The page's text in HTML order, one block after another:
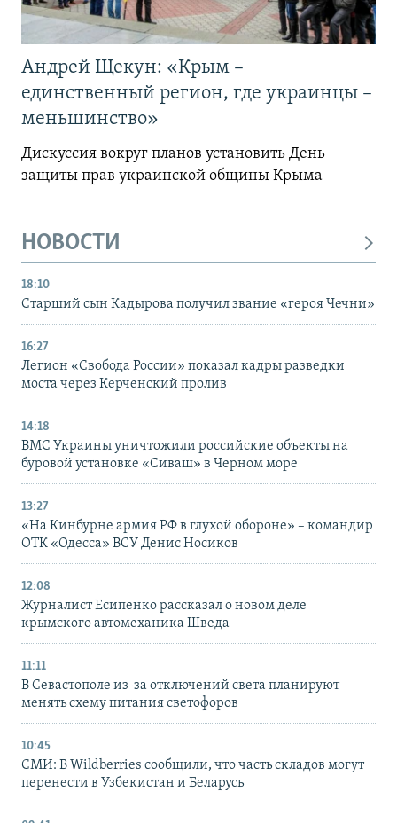
Андрей Щекун: «Крым –
единственный регион, где украинцы –
меньшинство»
Дискуссия вокруг планов установить День
защиты прав украинской общины Крыма
НОВОСТИ
18:10
Старший сын Кадырова получил звание «героя Чечни»
16:27
Легион «Свобода России» показал кадры разведки
моста через Керченский пролив
14:18
ВМС Украины уничтожили российские объекты на
буровой установке «Сиваш» в Черном море
13:27
«На Кинбурне армия РФ в глухой обороне» – командир
ОТК «Одесса» ВСУ Денис Носиков
12:08
Журналист Есипенко рассказал о новом деле
крымского автомеханика Шведа
11:11
В Севастополе из-за отключений света планируют
менять схему питания светофоров
10:45
СМИ: В Wildberries сообщили, что часть складов могут
перенести в Узбекистан и Беларусь